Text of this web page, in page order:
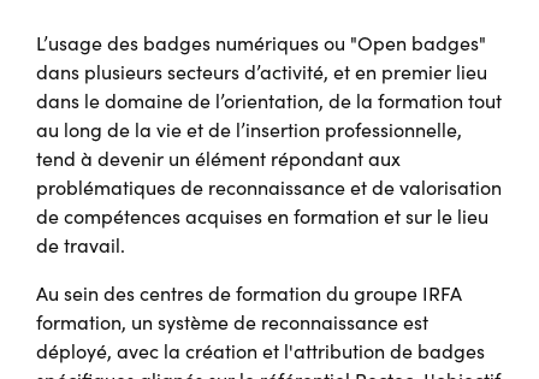
L’usage des badges numériques ou "Open badges"
dans plusieurs secteurs d’activité, et en premier lieu
dans le domaine de l’orientation, de la formation tout
au long de la vie et de l’insertion professionnelle,
tend à devenir un élément répondant aux
problématiques de reconnaissance et de valorisation
de compétences acquises en formation et sur le lieu
de travail.
Au sein des centres de formation du groupe IRFA
formation, un système de reconnaissance est
déployé, avec la création et l'attribution de badges